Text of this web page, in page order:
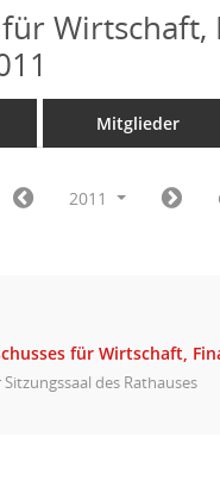
Mitglieder
2011
für Wirtschaft,
des Rathauses